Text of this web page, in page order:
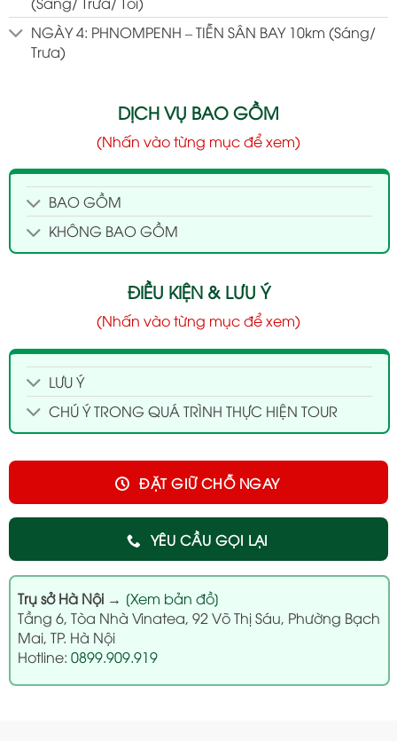
NGÀY 4: PHNOMPENH – TIỄN SÂN BAY 10km (Sáng/
Trưa)
DỊCH VỤ BAO GỒM
(Nhấn vào từng mục để xem)
BAO GỒM
KHÔNG BAO GỒM
ĐIỀU KIỆN & LƯU Ý
(Nhấn vào từng mục để xem)
LƯU Ý
CHÚ Ý TRONG QUÁ TRÌNH THỰC HIỆN TOUR
YÊU CẦU GỌI LẠI
ĐẶT GIỮ CHỖ NGAY
Trụ sở Hà Nội→ [Xem bản đồ]
Tầng 6, Tòa Nhà Vinatea, 92 Võ Thị Sáu, Phường Bạch
Mai, TP. Hà Nội
Hotline: 0899.909.919